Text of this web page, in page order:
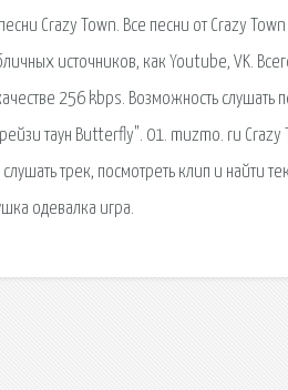
Crazy Town. Все песни от Crazy
источников, как Youtube, VK.
256 kbps. Возможность слушать
таун Butterfly". 01. muzmo. ru
трек, посмотреть клип и найти
одевалка игра.